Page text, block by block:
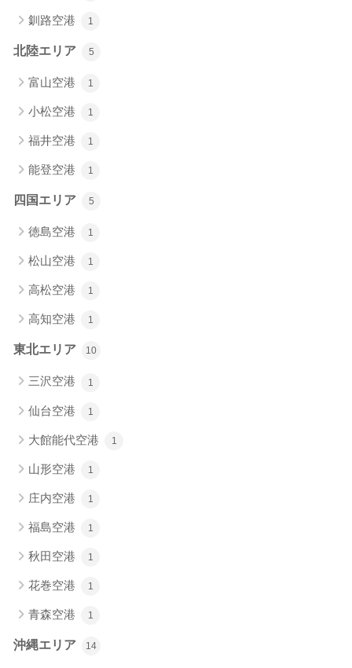
釧路空港 1
北陸エリア 5
富山空港 1
小松空港 1
福井空港 1
能登空港 1
四国エリア 5
徳島空港 1
松山空港 1
高松空港 1
高知空港 1
東北エリア 10
三沢空港 1
仙台空港 1
大館能代空港 1
山形空港 1
庄内空港 1
福島空港 1
秋田空港 1
花巻空港 1
青森空港 1
沖縄エリア 14